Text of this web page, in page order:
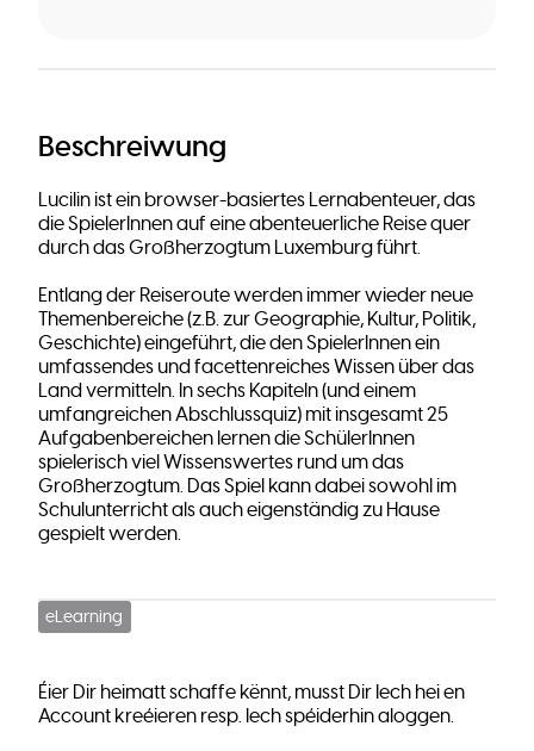
Beschreiwung
Lucilin ist ein browser-basiertes Lernabenteuer, das
die SpielerInnen auf eine abenteuerliche Reise quer
durch das Großherzogtum Luxemburg führt.
Entlang der Reiseroute werden immer wieder neue
Themenbereiche (z.B. zur Geographie, Kultur, Politik,
Geschichte) eingeführt, die den SpielerInnen ein
umfassendes und facettenreiches Wissen über das
Land vermitteln. In sechs Kapiteln (und einem
umfangreichen Abschlussquiz) mit insgesamt 25
Aufgabenbereichen lernen die SchülerInnen
spielerisch viel Wissenswertes rund um das
Großherzogtum. Das Spiel kann dabei sowohl im
Schulunterricht als auch eigenständig zu Hause
gespielt werden.
eLearning
Éier Dir heimatt schaffe kënnt, musst Dir Iech hei en
Account kreéieren resp. Iech spéiderhin aloggen.